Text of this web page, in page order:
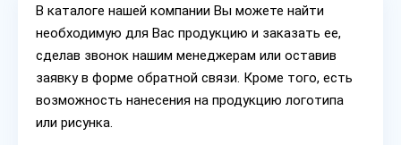
В каталоге нашей компании Вы можете найти
необходимую для Вас продукцию и заказать ее,
сделав звонок нашим менеджерам или оставив
заявку в форме обратной связи. Кроме того, есть
возможность нанесения на продукцию логотипа
или рисунка.